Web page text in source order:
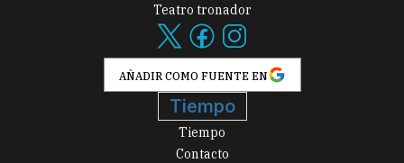
Teatro tronador
AÑADIR COMO FUENTE EN
Tiempo
Tiempo
Contacto